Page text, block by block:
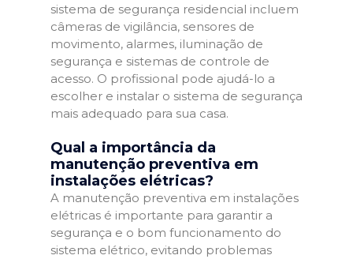
sistema de segurança residencial incluem
câmeras de vigilância, sensores de
movimento, alarmes, iluminação de
segurança e sistemas de controle de
acesso. O profissional pode ajudá-lo a
escolher e instalar o sistema de segurança
mais adequado para sua casa.
Qual a importância da
manutenção preventiva em
instalações elétricas?
A manutenção preventiva em instalações
elétricas é importante para garantir a
segurança e o bom funcionamento do
sistema elétrico, evitando problemas